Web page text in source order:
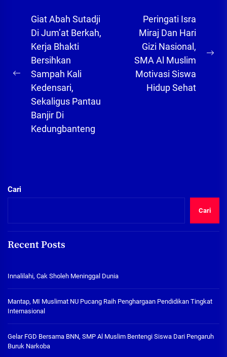
Navigasi
pos
Previous
post:
Giat Abah Sutadji
Di Jum’at Berkah,
Kerja Bhakti
Bersihkan
Sampah Kali
Kedensari,
Sekaligus Pantau
Banjir Di
Kedungbanteng
Peringati Isra
Miraj Dan Hari
Gizi Nasional,
SMA Al Muslim
Motivasi Siswa
Hidup Sehat
Cari
Cari
Recent Posts
Innalilahi, Cak Sholeh Meninggal Dunia
Mantap, MI Muslimat NU Pucang Raih Penghargaan Pendidikan Tingkat
Internasional
Gelar FGD Bersama BNN, SMP Al Muslim Bentengi Siswa Dari Pengaruh
Buruk Narkoba